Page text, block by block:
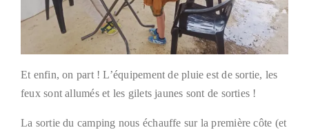
Et enfin, on part ! L’équipement de pluie est de sortie, les
feux sont allumés et les gilets jaunes sont de sorties !
La sortie du camping nous échauffe sur la première côte (et